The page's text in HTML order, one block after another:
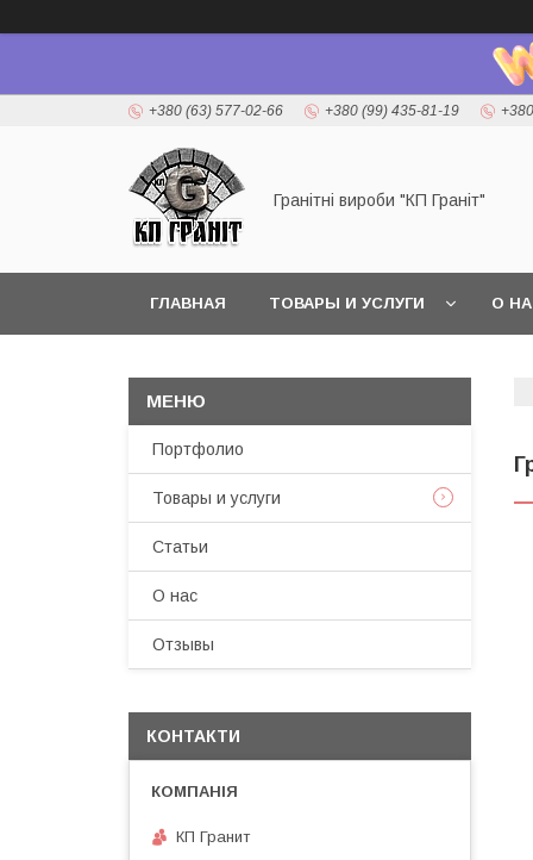
+380 (63) 577-02-66 +380 (99) 435-81-19
Гранітні вироби "КП Граніт"
ГЛАВНАЯ ТОВАРЫ И УСЛУГИ О
Портфолио
Товары и услуги
Статьи
О нас
Отзывы
КОНТАКТИ
КП Гранит